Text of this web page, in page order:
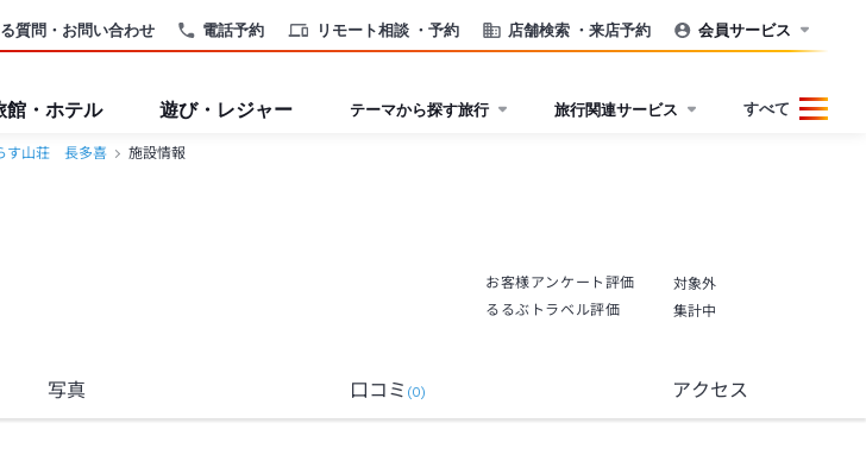
電話予約 リモート相談 ・予約 店舗検索 ・来店予約
質問・お問い合わせ 会員サービス
館・ホテル 遊び・レジャー テーマから探す旅行 旅行関連サービス すべて
す山荘 長多喜 施設情報
お客様アンケート評価
対象外
るるぶトラベル評価
集計中
写真 口コミ (0) アクセス